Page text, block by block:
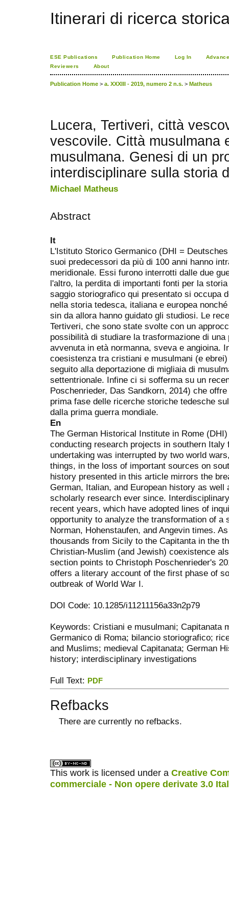
Itinerari di ricerca
ESE Publications Publication Home Log In
Reviewers
About
Publication Home > a. XXXIII - 2019, numero 2 n.s. > Matheus
Lucera, Tertiveri, città
vescovile. Città musulmana
musulmana. Genesi di un
interdisciplinare sulla storia
Michael Matheus
Abstract
It
L'Istituto Storico Germanico (DHI =
suoi predecessori da più di 100 anni hanno
meridionale. Essi furono interrotti dalle due
l'altro, la perdita di importanti fonti per la
saggio storiografico qui presentato si occupa
nella storia tedesca, italiana e europea
sin da allora hanno guidato gli studiosi. Le
Tertiveri, che sono state svolte con un
possibilità di studiare la trasformazione di
avvenuta in età normanna, sveva e angioina.
coesistenza tra cristiani e musulmani (e
seguito alla deportazione di migliaia di
settentrionale. Infine ci si sofferma su un
Poschenrieder, Das Sandkorn, 2014) che
prima fase delle ricerche storiche tedesche
dalla prima guerra mondiale.
En
The German Historical Institute in Rome
conducting research projects in southern
undertaking was interrupted by two world
things, in the loss of important sources on
history presented in this article mirrors the
German, Italian, and European history as
scholarly research ever since.
recent years, which have adopted lines of
opportunity to analyze the transformation of a
Norman, Hohenstaufen, and Angevin times.
thousands from Sicily to the Capitanta in the
Christian-Muslim (and Jewish) coexistence
section points to Christoph Poschenrieder's
offers a literary account of the first phase of
outbreak of World War I.
DOI Code: 10.1285/i11211156a33n2p79
Keywords: Cristiani e musulmani; Capitanata
Germanico di Roma; bilancio storiografico;
and Muslims; medieval Capitanata; German
history; interdisciplinary investigations
Full Text: PDF
Refbacks
There are currently no refbacks.
This work is licensed under a Creative
commerciale - Non opere derivate 3.0